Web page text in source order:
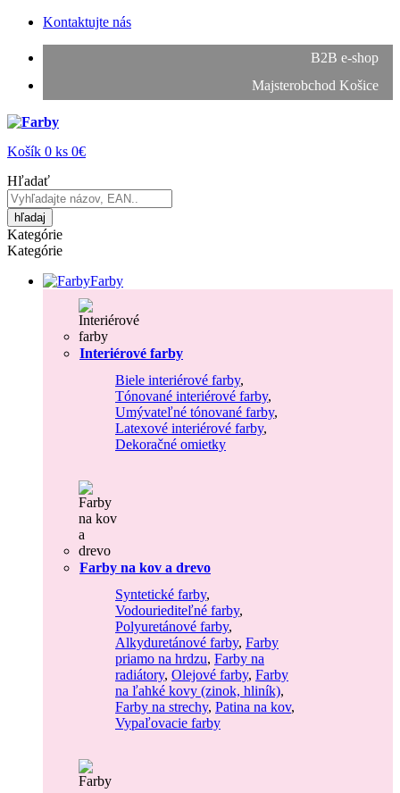
Kontaktujte nás
B2B e-shop
Majsterobchod Košice
Košík 0 ks 0€
Hľadať
hľadaj
Kategórie
Kategórie
Farby
Interiérové farby
Biele interiérové farby,
Tónované interiérové farby,
Umývateľné tónované farby,
Latexové interiérové farby,
Dekoračné omietky
Farby na kov a drevo
Syntetické farby,
Vodouriediteľné farby,
Polyuretánové farby,
Alkyduretánové farby, Farby
priamo na hrdzu, Farby na
radiátory, Olejové farby, Farby
na ľahké kovy (zinok, hliník),
Farby na strechy, Patina na kov,
Vypaľovacie farby